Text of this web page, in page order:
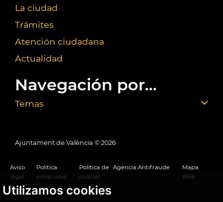
Utilizamos cookies
La ciudad
Trámites
Atención ciudadana
Actualidad
Navegación por...
Temas
Ajuntament de València © 2026
Aviso
legal
Política
privacidad
Política de
cookies
Agencia Antifraude
Mapa
Web